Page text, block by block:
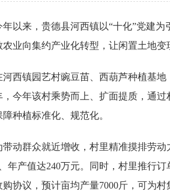
年以来，贵德县河西镇以“十化”党建
农业向集约产业化转型，让闲置土地
河西镇园艺村豌豆苗、西葫芦种植基
，今年该村乘势而上、扩面提质，通
种植标准化、规范化。
带动群众就近增收，村里精准摸排劳
年产值达240万元。同时，村里推行
购协议，预计亩均产量7000斤，可为